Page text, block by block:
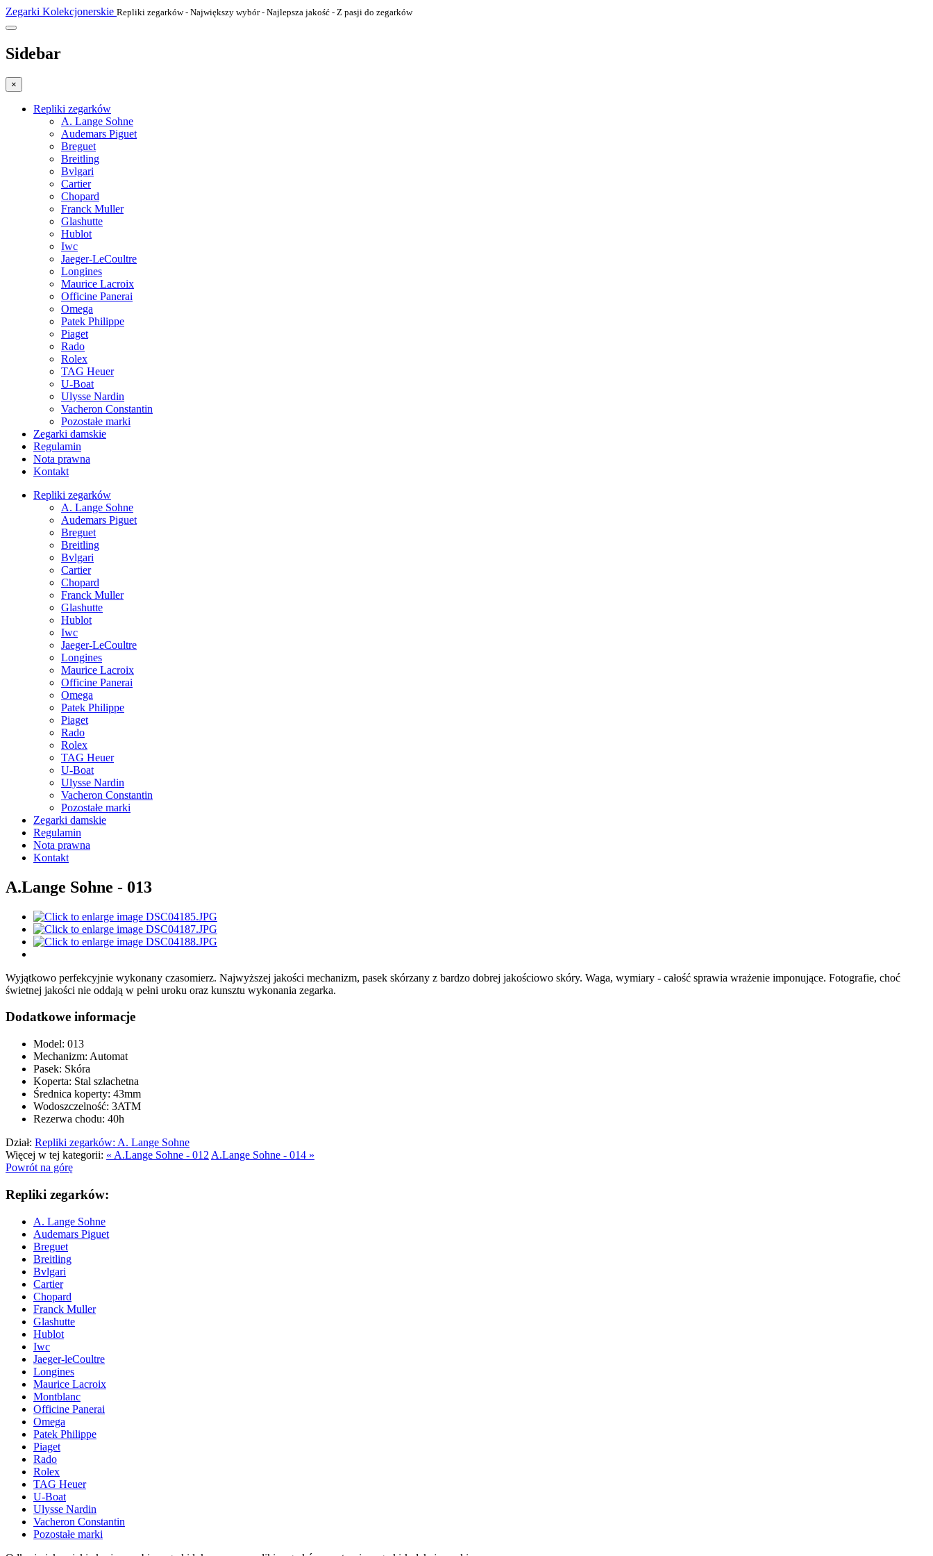
Zegarki Kolekcjonerskie Repliki zegarków - Największy wybór - Najlepsza jakość - Z pasji do zegarków
Sidebar
×
Repliki zegarków
A. Lange Sohne
Audemars Piguet
Breguet
Breitling
Bvlgari
Cartier
Chopard
Franck Muller
Glashutte
Hublot
Iwc
Jaeger-LeCoultre
Longines
Maurice Lacroix
Officine Panerai
Omega
Patek Philippe
Piaget
Rado
Rolex
TAG Heuer
U-Boat
Ulysse Nardin
Vacheron Constantin
Pozostałe marki
Zegarki damskie
Regulamin
Nota prawna
Kontakt
Repliki zegarków
A. Lange Sohne
Audemars Piguet
Breguet
Breitling
Bvlgari
Cartier
Chopard
Franck Muller
Glashutte
Hublot
Iwc
Jaeger-LeCoultre
Longines
Maurice Lacroix
Officine Panerai
Omega
Patek Philippe
Piaget
Rado
Rolex
TAG Heuer
U-Boat
Ulysse Nardin
Vacheron Constantin
Pozostałe marki
Zegarki damskie
Regulamin
Nota prawna
Kontakt
A.Lange Sohne - 013
Wyjątkowo perfekcyjnie wykonany czasomierz. Najwyższej jakości mechanizm, pasek skórzany z bardzo dobrej jakościowo skóry. Waga, wymiary - całość sprawia wrażenie imponujące. Fotografie, choć
świetnej jakości nie oddają w pełni uroku oraz kunsztu wykonania zegarka.
Dodatkowe informacje
Model: 013
Mechanizm: Automat
Pasek: Skóra
Koperta: Stal szlachetna
Średnica koperty: 43mm
Wodoszczelność: 3ATM
Rezerwa chodu: 40h
Dział: Repliki zegarków: A. Lange Sohne
Więcej w tej kategorii: « A.Lange Sohne - 012 A.Lange Sohne - 014 »
Powrót na górę
Repliki zegarków:
A. Lange Sohne
Audemars Piguet
Breguet
Breitling
Bvlgari
Cartier
Chopard
Franck Muller
Glashutte
Hublot
Iwc
Jaeger-leCoultre
Longines
Maurice Lacroix
Montblanc
Officine Panerai
Omega
Patek Philippe
Piaget
Rado
Rolex
TAG Heuer
U-Boat
Ulysse Nardin
Vacheron Constantin
Pozostałe marki